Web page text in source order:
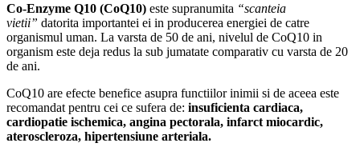
Co-Enzyme Q10 (CoQ10) este supranumita “scanteia
vietii” datorita importantei ei in producerea energiei de catre
organismul uman. La varsta de 50 de ani, nivelul de CoQ10 in
organism este deja redus la sub jumatate comparativ cu varsta de 20
de ani.
CoQ10 are efecte benefice asupra functiilor inimii si de aceea este
recomandat pentru cei ce sufera de: insuficienta cardiaca,
cardiopatie ischemica, angina pectorala, infarct miocardic,
ateroscleroza, hipertensiune arteriala.